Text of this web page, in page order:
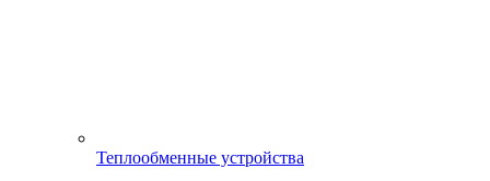
Теплообменные устройства